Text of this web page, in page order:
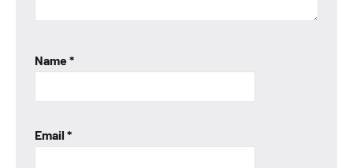
Name*
Email *